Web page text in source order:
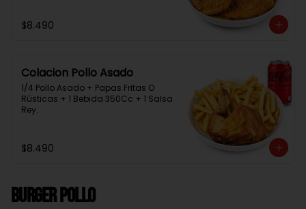
$8.490
Colacion Pollo Asado
1/4 Pollo Asado + Papas Fritas O
Rústicas + 1 Bebida 350Cc + 1 Salsa
Rey.
$8.490
Burger Pollo